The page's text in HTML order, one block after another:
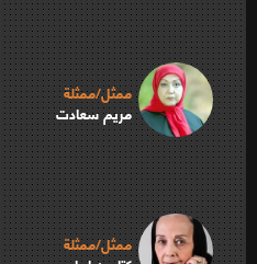
ممثل/ممثلة
مريم سعادت
ممثل/ممثلة